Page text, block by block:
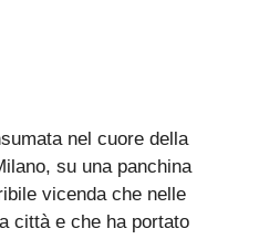
nel cuore della
su una panchina
vicenda che nelle
città e che ha portato